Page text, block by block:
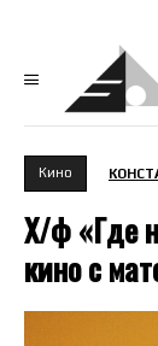
Кино
Х/ф «Где
кино с